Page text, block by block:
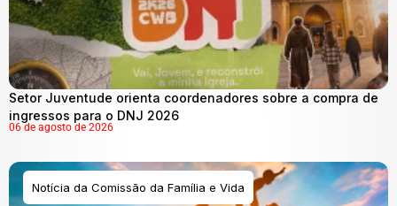
Setor Juventude orienta coordenadores sobre a compra de
ingressos para o DNJ 2026
06 de agosto de 2026
Notícia da Comissão da Família e Vida